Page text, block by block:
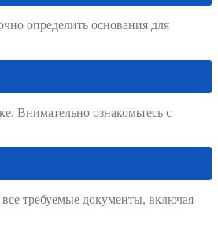
определить основания для
Внимательно ознакомьтесь с
требуемые документы, включая